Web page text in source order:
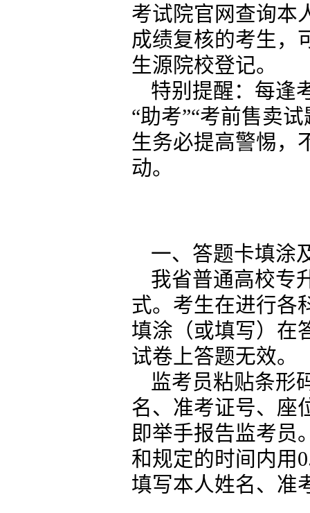
考试院官网查询本
成绩复核的考生，
生源院校登记。
特别提醒：每逢
“助考”“考前售卖
生务必提高警惕，
动。
一、答题卡填涂
我省普通高校专
式。考生在进行各
填涂（或填写）在
试卷上答题无效。
监考员粘贴条形
名、准考证号、座
即举手报告监考员
和规定的时间内用
填写本人姓名、准